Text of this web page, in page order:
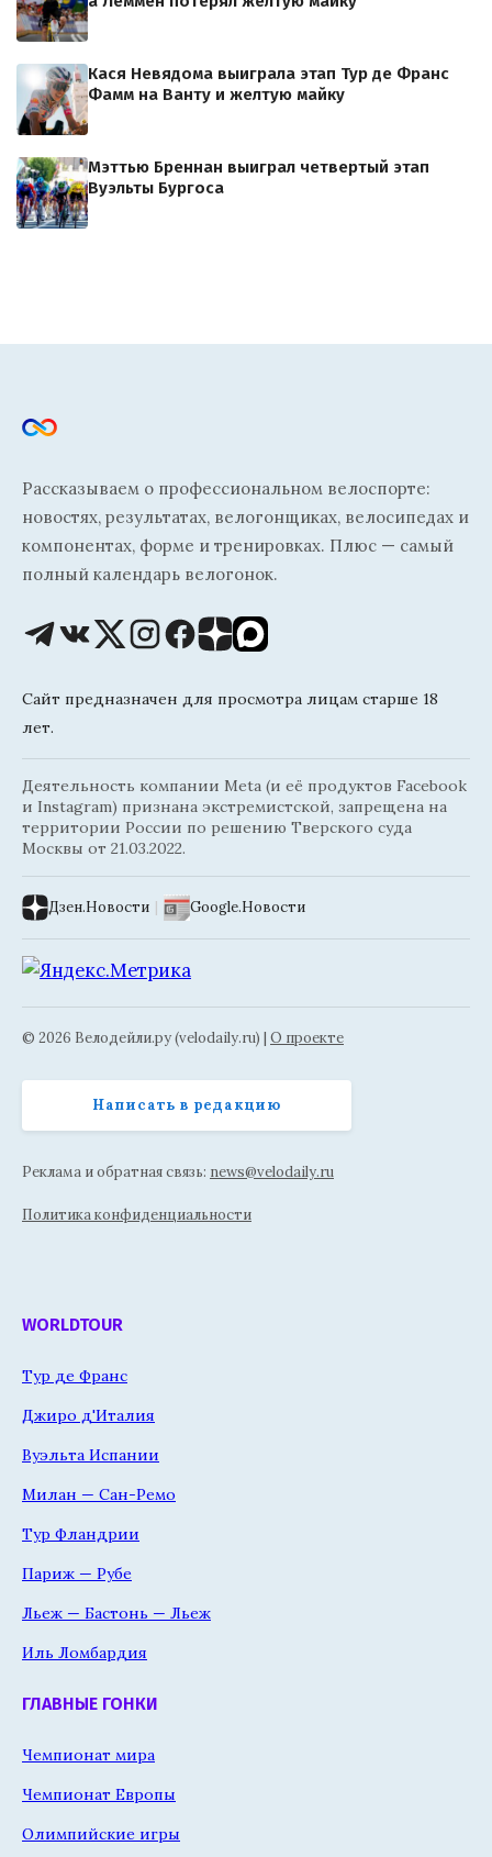
Кася Невядома выиграла этап Тур де Франс
Фамм на Ванту и желтую майку
Мэттью Бреннан выиграл четвертый этап
Вуэльты Бургоса
Рассказываем о профессиональном велоспорте:
новостях, результатах, велогонщиках, велосипедах и
компонентах, форме и тренировках. Плюс — самый
полный календарь велогонок.
Сайт предназначен для просмотра лицам старше 18
лет.
Деятельность компании Meta (и её продуктов Facebook
и Instagram) признана экстремистской, запрещена на
территории России по решению Тверского суда
Москвы от 21.03.2022.
Дзен.Новости | Google.Новости
© 2026 Велодейли.ру (velodaily.ru) | О проекте
Написать в редакцию
Реклама и обратная связь: news@velodaily.ru
Политика конфиденциальности
WORLDTOUR
Тур де Франс
Джиро д'Италия
Вуэльта Испании
Милан — Сан-Ремо
Тур Фландрии
Париж — Рубе
Льеж — Бастонь — Льеж
Иль Ломбардия
ГЛАВНЫЕ ГОНКИ
Чемпионат мира
Чемпионат Европы
Олимпийские игры